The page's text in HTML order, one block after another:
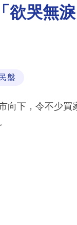
欲哭無
盤
向下，令不少